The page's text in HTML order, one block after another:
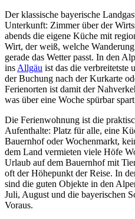
Der klassische bayerische
Unterkunft: Zimmer über der
abends die eigene Küche mit
Wirt, der weiß, welche
gerade das Wetter passt. In den
ins Allgäu ist das die verbreitetste
der Buchung nach der Kurkarte
Ferienorten ist damit der
was über eine Woche spürbar
Die Ferienwohnung ist die
Aufenthalte: Platz für alle, eine
Bauernhof oder Wochenmarkt,
dem Land vermieten viele Höfe
Urlaub auf dem Bauernhof mit
oft der Höhepunkt der Reise. In
sind die guten Objekte in den
Juli, August und die bayerischen
Voraus.